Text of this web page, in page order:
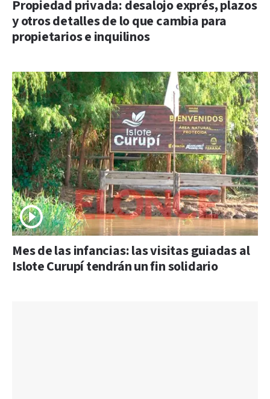
Propiedad privada: desalojo exprés, plazos
y otros detalles de lo que cambia para
propietarios e inquilinos
Mes de las infancias: las visitas guiadas al
Islote Curupí tendrán un fin solidario